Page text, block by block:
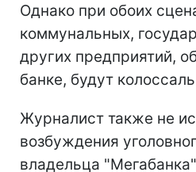
Однако при обоих
коммунальных,
других предприятий,
банке, будут
Журналист также не
возбуждения
владельца